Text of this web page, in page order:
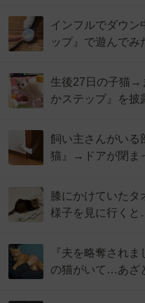
インフルでダウ
ップ』で遊んで
生後27日の子猫→
かステップ』を
飼い主さんがいる
猫』→ドアが閉ま
膝にかけていた
様子を見に行く
『夫を略奪され
の猫がいて…あざ